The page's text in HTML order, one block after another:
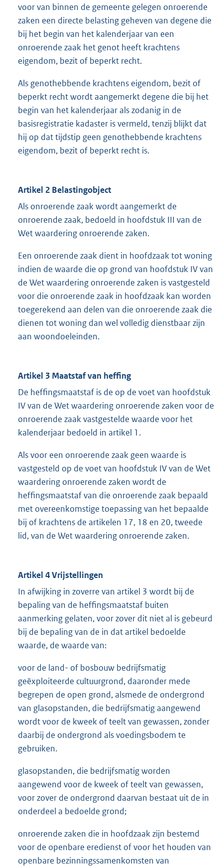
voor van binnen de gemeente gelegen onroerende
zaken een directe belasting geheven van degene die
bij het begin van het kalenderjaar van een
onroerende zaak het genot heeft krachtens
eigendom, bezit of beperkt recht.
Als genothebbende krachtens eigendom, bezit of
beperkt recht wordt aangemerkt degene die bij het
begin van het kalenderjaar als zodanig in de
basisregistratie kadaster is vermeld, tenzij blijkt dat
hij op dat tijdstip geen genothebbende krachtens
eigendom, bezit of beperkt recht is.
Artikel 2 Belastingobject
Als onroerende zaak wordt aangemerkt de
onroerende zaak, bedoeld in hoofdstuk III van de
Wet waardering onroerende zaken.
Een onroerende zaak dient in hoofdzaak tot woning
indien de waarde die op grond van hoofdstuk IV van
de Wet waardering onroerende zaken is vastgesteld
voor die onroerende zaak in hoofdzaak kan worden
toegerekend aan delen van die onroerende zaak die
dienen tot woning dan wel volledig dienstbaar zijn
aan woondoeleinden.
Artikel 3 Maatstaf van heffing
De heffingsmaatstaf is de op de voet van hoofdstuk
IV van de Wet waardering onroerende zaken voor de
onroerende zaak vastgestelde waarde voor het
kalenderjaar bedoeld in artikel 1.
Als voor een onroerende zaak geen waarde is
vastgesteld op de voet van hoofdstuk IV van de Wet
waardering onroerende zaken wordt de
heffingsmaatstaf van die onroerende zaak bepaald
met overeenkomstige toepassing van het bepaalde
bij of krachtens de artikelen 17, 18 en 20, tweede
lid, van de Wet waardering onroerende zaken.
Artikel 4 Vrijstellingen
In afwijking in zoverre van artikel 3 wordt bij de
bepaling van de heffingsmaatstaf buiten
aanmerking gelaten, voor zover dit niet al is gebeurd
bij de bepaling van de in dat artikel bedoelde
waarde, de waarde van:
voor de land- of bosbouw bedrijfsmatig
geëxploiteerde cultuurgrond, daaronder mede
begrepen de open grond, alsmede de ondergrond
van glasopstanden, die bedrijfsmatig aangewend
wordt voor de kweek of teelt van gewassen, zonder
daarbij de ondergrond als voedingsbodem te
gebruiken.
glasopstanden, die bedrijfsmatig worden
aangewend voor de kweek of teelt van gewassen,
voor zover de ondergrond daarvan bestaat uit de in
onderdeel a bedoelde grond;
onroerende zaken die in hoofdzaak zijn bestemd
voor de openbare eredienst of voor het houden van
openbare bezinningssamenkomsten van